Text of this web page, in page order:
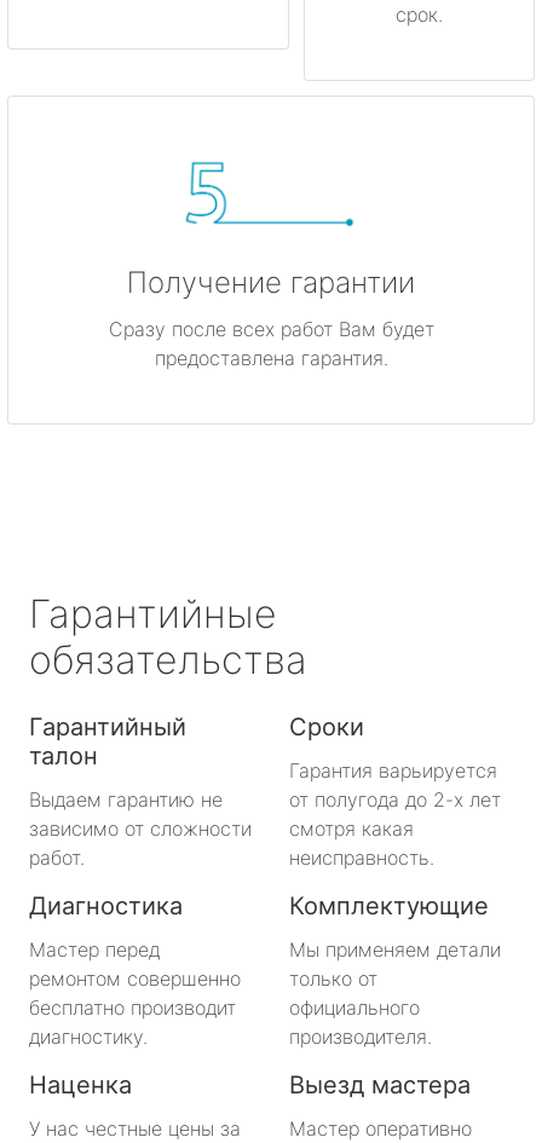
срок.
Получение гарантии
Сразу после всех работ Вам будет
предоставлена гарантия.
Гарантийные
обязательства
Гарантийный
талон
Выдаем гарантию не
зависимо от сложности
работ.
Сроки
Гарантия варьируется
от полугода до 2-х лет
смотря какая
неисправность.
Диагностика
Мастер перед
ремонтом совершенно
бесплатно производит
диагностику.
Комплектующие
Мы применяем детали
только от
официального
производителя.
Наценка
У нас честные цены за
Выезд мастера
Мастер оперативно